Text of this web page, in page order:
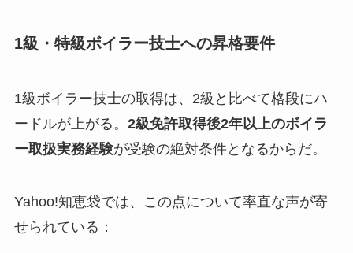
1級・特級ボイラー技士への昇格要件
1級ボイラー技士の取得は、2級と比べて格段にハ
ードルが上がる。 2級免許取得後2年以上のボイラ
ー取扱実務経験が受験の絶対条件となるからだ。
Yahoo!知恵袋では、この点について率直な声が寄
せられている：